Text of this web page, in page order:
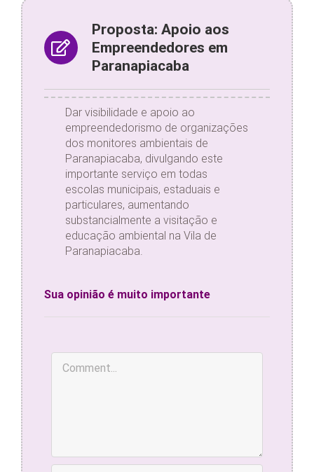
Proposta: Apoio aos
Empreendedores em
Paranapiacaba
Dar visibilidade e apoio ao
empreendedorismo de organizações
dos monitores ambientais de
Paranapiacaba, divulgando este
importante serviço em todas
escolas municipais, estaduais e
particulares, aumentando
substancialmente a visitação e
educação ambiental na Vila de
Paranapiacaba.
Sua opinião é muito importante